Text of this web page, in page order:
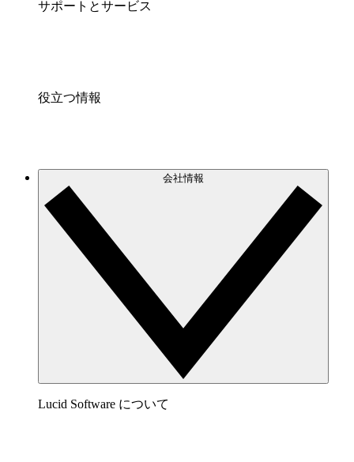
サポートとサービス
役立つ情報
会社情報
Lucid Software について